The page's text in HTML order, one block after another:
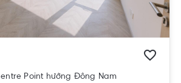
Point hướng Đông Nam